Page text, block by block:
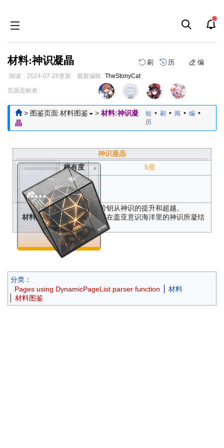
材料:神识凝晶 刷 历 编
阅读 2024-07-28更新 最新编辑: TheStonyCat
跳
导
跳
搜
页面贡献者 :
> 图鉴页面:材料图鉴 > 材料:神识凝
晶
短 • 刷 • 阅 • 编 •
历
神识凝晶
稀有度
5星
获取方
式
材料描述
用于帮助高阶钥从神识的提升和超越。
——钥从散落在盖亚意识海洋里的神识所凝结
成的数据晶体。
分类 ：
Pages using DynamicPageList parser function
材料
材料图鉴